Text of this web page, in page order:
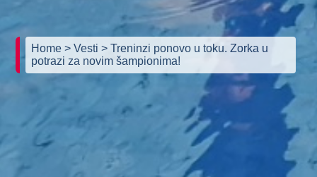
Home> Vesti> Treninzi ponovo u toku. Zorka u
potrazi za novim šampionima!